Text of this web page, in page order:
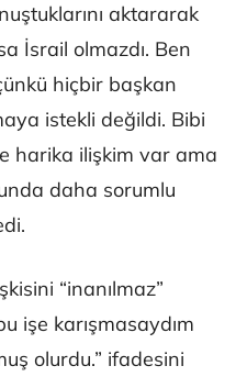
aktararak
İsrail olmazdı. Ben
hiçbir başkan
istekli değildi. Bibi
harika ilişkim var ama
daha sorumlu
“inanılmaz”
işe karışmasaydım
olurdu.” ifadesini